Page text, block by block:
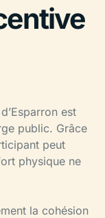
est
public. Grâce
peut
physique ne
la cohésion